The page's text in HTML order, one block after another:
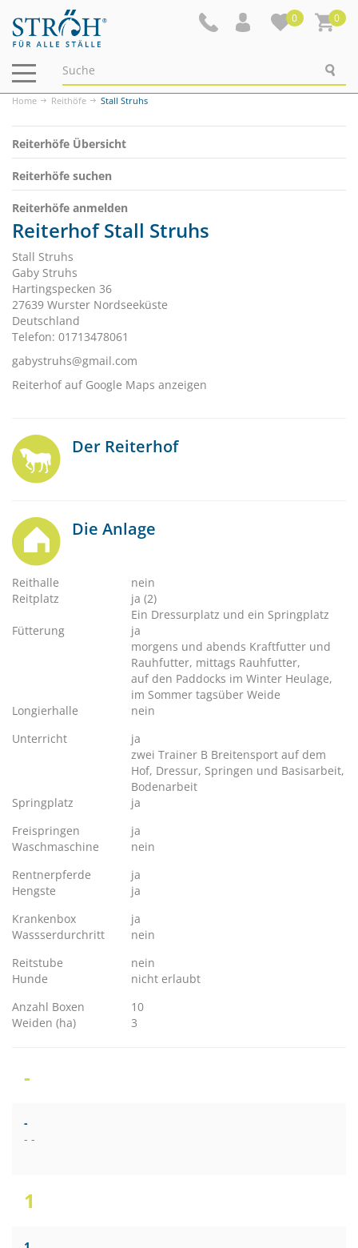
0 0
Navigation
ein-/ausblenden
Home Reithöfe Stall Struhs
Reiterhöfe Übersicht
Reiterhöfe suchen
Reiterhöfe anmelden
Reiterhof Stall Struhs
Stall Struhs
Gaby Struhs
Hartingspecken 36
27639 Wurster Nordseeküste
Deutschland
Telefon: 01713478061
gabystruhs@gmail.com
Reiterhof auf Google Maps anzeigen
Der Reiterhof
Die Anlage
Reithalle
nein
Reitplatz
ja (2)
Ein Dressurplatz und ein Springplatz
Fütterung
ja
morgens und abends Kraftfutter und
Rauhfutter, mittags Rauhfutter,
auf den Paddocks im Winter Heulage,
im Sommer tagsüber Weide
Longierhalle
nein
Unterricht
ja
zwei Trainer B Breitensport auf dem
Hof, Dressur, Springen und Basisarbeit,
Bodenarbeit
Springplatz
ja
Freispringen
ja
Waschmaschine
nein
Rentnerpferde
ja
Hengste
ja
Krankenbox
ja
Wassserdurchritt
nein
Reitstube
nein
Hunde
nicht erlaubt
Anzahl Boxen
10
Weiden (ha)
3
-
-
- -
1